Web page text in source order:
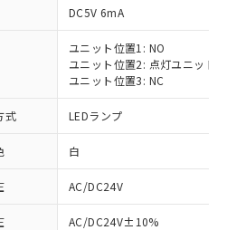
DC5V 6mA
ユニット位置1: NO
ユニット位置2: 点灯ユニット
ユニット位置3: NC
式 LEDランプ
白
AC/DC24V
AC/DC24V±10%